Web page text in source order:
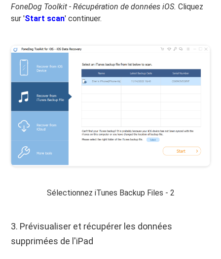
FoneDog Toolkit - Récupération de données iOS. Cliquez
sur 'Start scan' continuer.
Sélectionnez iTunes Backup Files - 2
3. Prévisualiser et récupérer les données
supprimées de l'iPad